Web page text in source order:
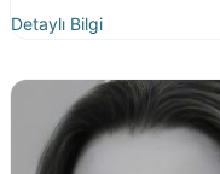
Detaylı Bilgi